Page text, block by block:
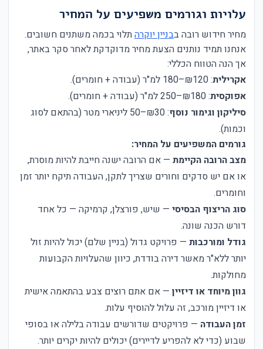
עלויות וגורמים משפיעים על המחיר
מחיר חידוש רובה בבניין יוקרה תלוי בכמה משתנים חשובים.
אנחנו תמיד נותנים הצעת מחיר מדוקדקת לאחר סקר באתר,
אך הנה הטווח הכללי:
אקרילית: ₪120–180 למ"ר (עבודה + חומרים).
אפוקסית: ₪180–250 למ"ר (עבודה + חומרים).
סיליקון וגימור נוסף
: ₪30–50 ליניארי מטר (בהתאם לסוג
וכמות).
גורמים המשפיעים על המחיר:
מצב הרובה הקיימת — אם הרובה ישנה חייבת להיות מוסרת,
או אם יש סדקים וחורים שצריך לתקן, העבודה תיקח יותר זמן
וחומרים.
סוג הריצוף הבסיסי — שיש, פורצלן, קרמיקה — כל אחד
דורש הכנה שונה.
גודל ומורכבות — פרויקט גדול (בניין שלם) יכול להיות זול
יותר ללא"ר מאשר דירה בודדת, כיוון שהעלויות הקבועות
מחולקות.
גוון מיוחד או דיזיין — אם אתם רוצים צבע בהתאמה אישית
או דיזיין מורכב, זה עלול להוסיף עלות.
זמן העבודה — פרויקטים שדורשים עבודה בלילה או בסופי
שבוע (כדי לא להפריע לדיירים) יכולים להיות יקרים יותר.